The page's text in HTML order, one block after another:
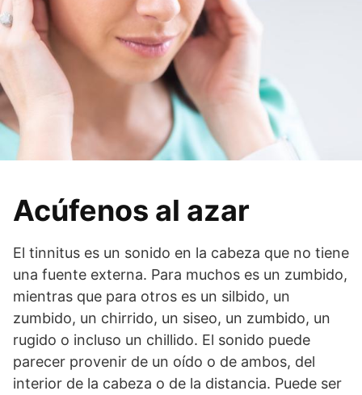
Acúfenos al azar
El tinnitus es un sonido en la cabeza que no tiene
una fuente externa. Para muchos es un zumbido,
mientras que para otros es un silbido, un
zumbido, un chirrido, un siseo, un zumbido, un
rugido o incluso un chillido. El sonido puede
parecer provenir de un oído o de ambos, del
interior de la cabeza o de la distancia. Puede ser